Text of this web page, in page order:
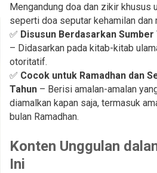
Mengandung doa dan zikir khusus
seperti doa seputar kehamilan dan
✅ Disusun Berdasarkan
– Didasarkan pada kitab-kitab
otoritatif.
✅ Cocok untuk Ramadhan dan
Tahun – Berisi amalan-amalan
diamalkan kapan saja, termasuk
bulan Ramadhan.
Konten Unggulan
Ini